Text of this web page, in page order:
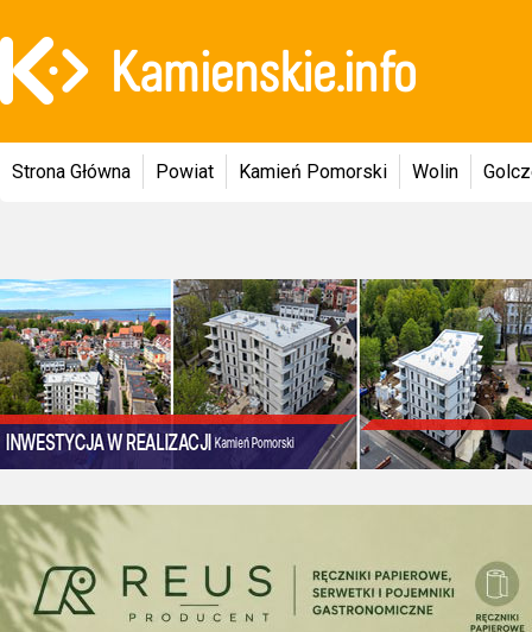
Strona Główna Powiat Kamień Pomorski Wolin